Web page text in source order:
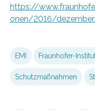
https://
onen/2016/
EMI Fraunhofer-
Schutzmaßnahmen